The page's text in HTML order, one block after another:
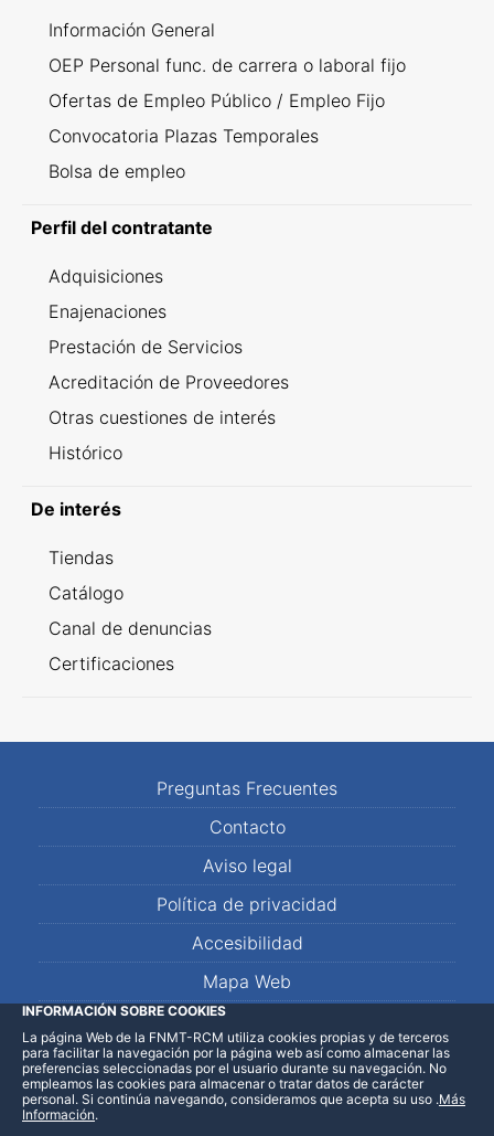
Información General
OEP Personal func. de carrera o laboral fijo
Ofertas de Empleo Público / Empleo Fijo
Convocatoria Plazas Temporales
Bolsa de empleo
Perfil del contratante
Adquisiciones
Enajenaciones
Prestación de Servicios
Acreditación de Proveedores
Otras cuestiones de interés
Histórico
De interés
Tiendas
Catálogo
Canal de denuncias
Certificaciones
Preguntas Frecuentes
Contacto
Aviso legal
Política de privacidad
Accesibilidad
Mapa Web
LinkedInFacebookWhatsApp
INFORMACIÓN SOBRE COOKIES
La página Web de la FNMT-RCM utiliza cookies propias y de terceros
para facilitar la navegación por la página web así como almacenar las
preferencias seleccionadas por el usuario durante su navegación. No
empleamos las cookies para almacenar o tratar datos de carácter
personal. Si continúa navegando, consideramos que acepta su uso .Más
Información.